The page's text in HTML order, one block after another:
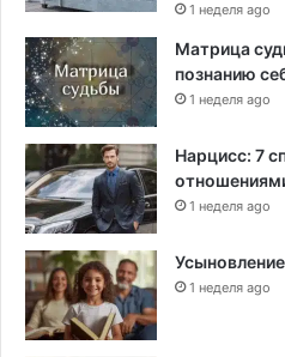
1 неделя ago
Матрица
познанию
1 неделя ago
Нарцисс: 7
1 неделя ago
1 неделя ago